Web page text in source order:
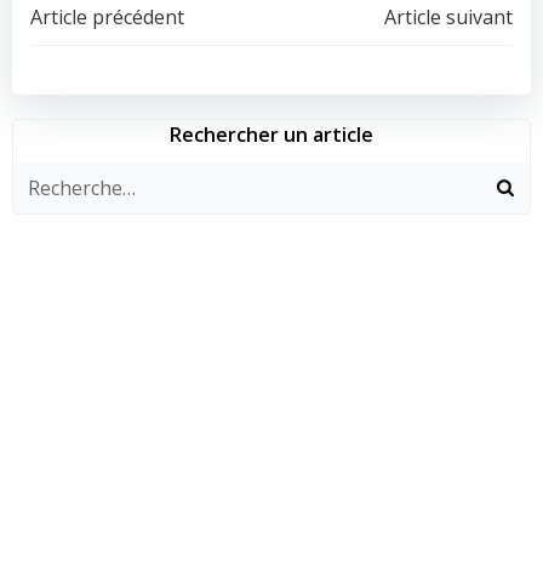
Navigation
de
l’article
Article précédent
Navigation
de
l’article
Article suivant
Rechercher un article